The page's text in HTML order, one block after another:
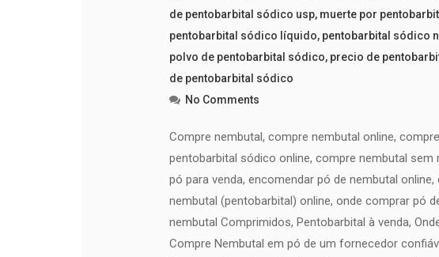
de pentobarbital sódico usp, muerte por
pentobarbital sódico líquido, pentobarbital sódico
polvo de pentobarbital sódico, precio de
de pentobarbital sódico
No Comments
Compre nembutal, compre nembutal online,
pentobarbital sódico online, compre nembutal
pó para venda, encomendar pó de nembutal
nembutal (pentobarbital) online, onde comprar pó
nembutal Comprimidos, Pentobarbital à venda,
Compre Nembutal em pó de um fornecedor